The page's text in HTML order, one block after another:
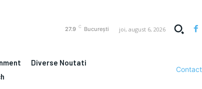
27.9 C București joi, august 6, 2026
Diverse Noutati
Contact